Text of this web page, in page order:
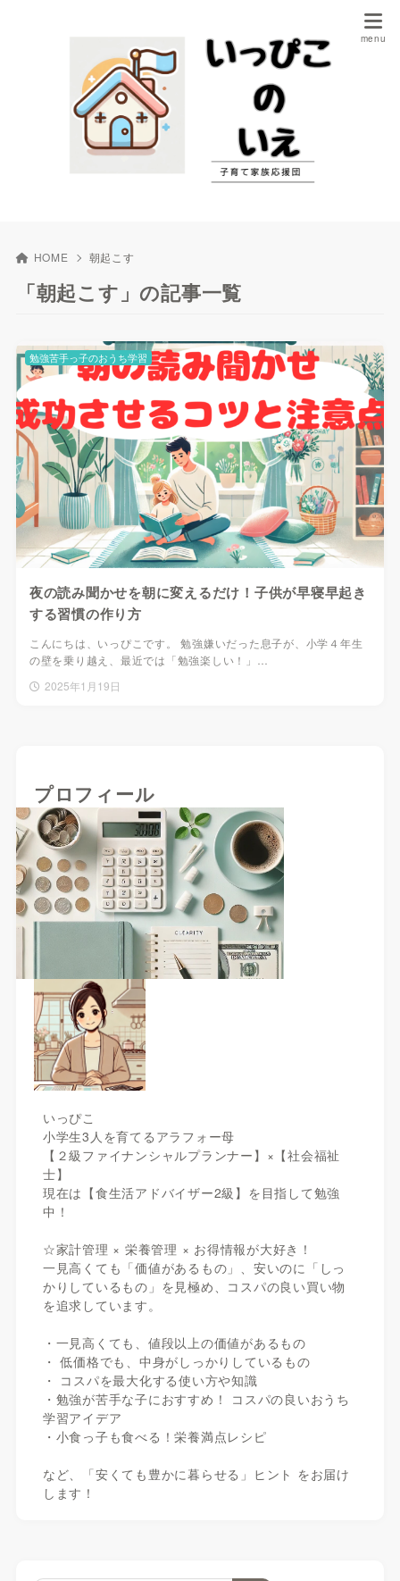
HOME 朝起こす
「朝起こす」の記事一覧
夜の読み聞かせを朝に変えるだけ！子供が早寝早起き
する習慣の作り方
こんにちは、いっぴこです。 勉強嫌いだった息子が、小学４年生
の壁を乗り越え、最近では「勉強楽しい！」…
2025年1月19日
勉強苦手っ子のおうち学習
プロフィール
いっぴこ
小学生3人を育てるアラフォー母
【２級ファイナンシャルプランナー】×【社会福祉
士】
現在は【食生活アドバイザー2級】を目指して勉強
中！
☆家計管理 × 栄養管理 × お得情報が大好き！
一見高くても「価値があるもの」、安いのに「しっ
かりしているもの」を見極め、コスパの良い買い物
を追求しています。
・一見高くても、値段以上の価値があるもの
・ 低価格でも、中身がしっかりしているもの
・ コスパを最大化する使い方や知識
・勉強が苦手な子におすすめ！ コスパの良いおうち
学習アイデア
・小食っ子も食べる！栄養満点レシピ
など、「安くても豊かに暮らせる」ヒント をお届け
します！